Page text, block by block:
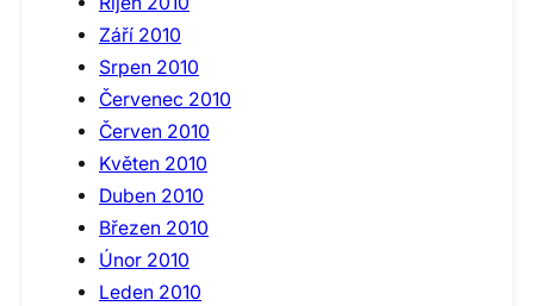
Září 2010
Srpen 2010
Červenec 2010
Červen 2010
Květen 2010
Duben 2010
Březen 2010
Únor 2010
Leden 2010